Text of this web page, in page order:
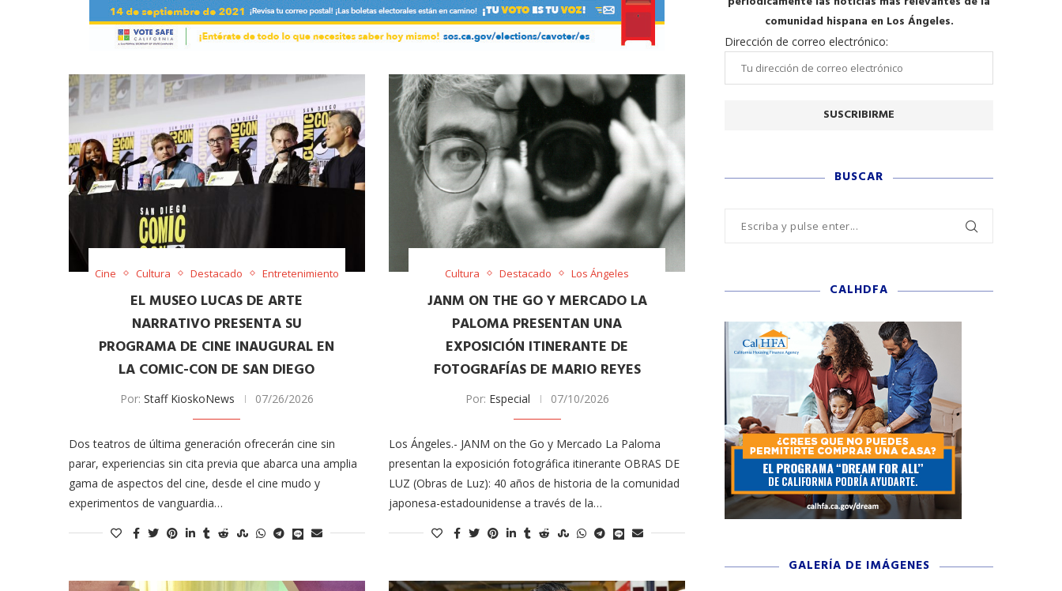
Cine Cultura Destacado Entretenimiento
EL MUSEO LUCAS DE ARTE
NARRATIVO PRESENTA SU
PROGRAMA DE CINE INAUGURAL EN
LA COMIC-CON DE SAN DIEGO
Por: Staff KioskoNews 07/26/2026
Dos teatros de última generación ofrecerán cine sin
parar, experiencias sin cita previa que abarca una amplia
gama de aspectos del cine, desde el cine mudo y
experimentos de vanguardia…
Cultura Destacado Los Ángeles
JANM ON THE GO Y MERCADO LA
PALOMA PRESENTAN UNA
EXPOSICIÓN ITINERANTE DE
FOTOGRAFÍAS DE MARIO REYES
Por: Especial 07/10/2026
Los Ángeles.- JANM on the Go y Mercado La Paloma
presentan la exposición fotográfica itinerante OBRAS DE
LUZ (Obras de Luz): 40 años de historia de la comunidad
japonesa-estadounidense a través de la…
comunidad hispana en Los Ángeles.
Dirección de correo electrónico:
BUSCAR
CALHDFA
GALERÍA DE IMÁGENES